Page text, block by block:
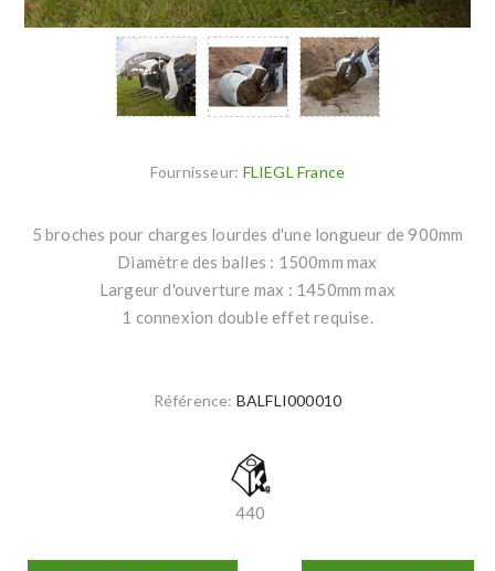
Fournisseur: FLIEGL France
5 broches pour charges lourdes d'une longueur de 900mm
Diamètre des balles : 1500mm max
Largeur d'ouverture max : 1450mm max
1 connexion double effet requise.
Référence: BALFLI000010
440